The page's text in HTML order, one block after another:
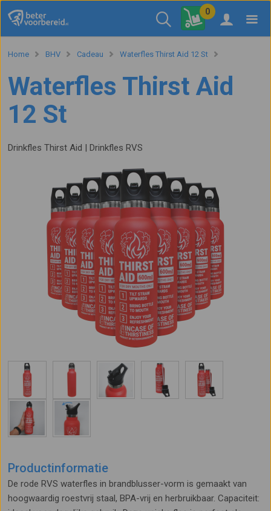
0
Home BHV Cadeau Waterfles Thirst Aid 12 St
Waterfles Thirst Aid
12 St
Drinkfles Thirst Aid | Drinkfles RVS
Productinformatie
De rode RVS waterfles in brandblusser-vorm is gemaakt van
hoogwaardig roestvrij staal, BPA-vrij en herbruikbaar. Capaciteit: